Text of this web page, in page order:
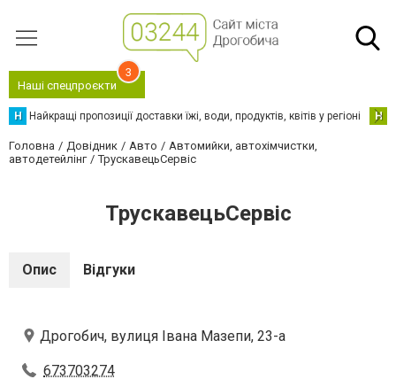
Наші спецпроєкти
3
Н Найкращі пропозиції доставки їжі, води, продуктів, квітів у регіоні Н
Головна Довідник Авто
Автомийки, автохімчистки,
автодетейлінг
ТрускавецьСервіс
ТрускавецьСервіс
Опис Відгуки
Дрогобич, вулиця Івана Мазепи, 23-а
673703274